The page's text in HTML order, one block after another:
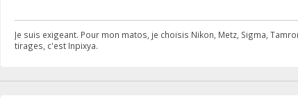
Je suis exigeant. Pour mon matos, je choisis Nikon, Metz, Sigma,
tirages, c'est Inpixya.